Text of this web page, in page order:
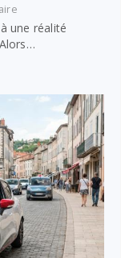
sur
Crédit
simplifié
:
études
étudiantes
une réalité